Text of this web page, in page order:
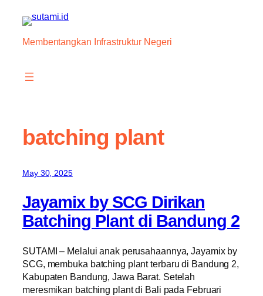
content
Membentangkan Infrastruktur Negeri
batching plant
May 30, 2025
Jayamix by SCG Dirikan
Batching Plant di Bandung 2
SUTAMI – Melalui anak perusahaannya, Jayamix by
SCG, membuka batching plant terbaru di Bandung 2,
Kabupaten Bandung, Jawa Barat. Setelah
meresmikan batching plant di Bali pada Februari